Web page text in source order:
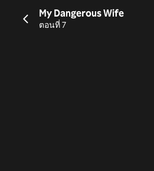
My Dangerous Wife
ตอนที่ 7